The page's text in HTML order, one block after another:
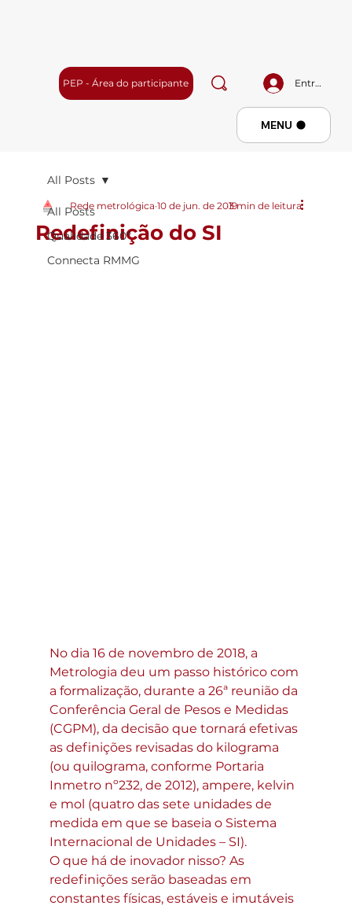
Entrar
PEP - Área do participante
Menu
MENU
All Posts
Qualidade 360º
Connecta RMMG
All Posts
Redefinição do SI
Rede metrológica 10 de jun. de 20193 min de leitura
No dia 16 de novembro de 2018, a
Metrologia deu um passo histórico com
a formalização, durante a 26ª reunião da
Conferência Geral de Pesos e Medidas
(CGPM), da decisão que tornará efetivas
as definições revisadas do kilograma
(ou quilograma, conforme Portaria
Inmetro nº232, de 2012), ampere, kelvin
e mol (quatro das sete unidades de
medida em que se baseia o Sistema
Internacional de Unidades – SI).
O que há de inovador nisso? As
redefinições serão baseadas em
constantes físicas, estáveis e imutáveis